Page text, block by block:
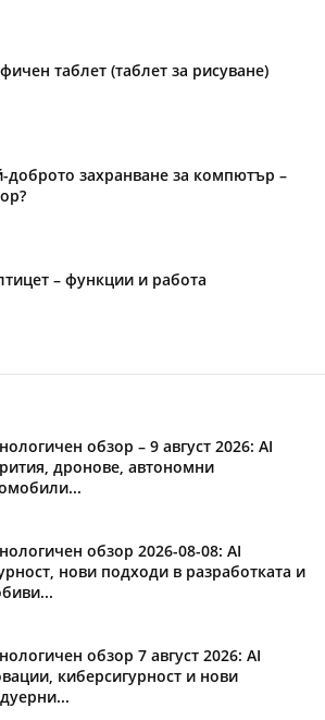
таблет (таблет за рисуване)
доброто захранване за компютър –
– функции и работа
обзор – 9 август 2026: AI
дронове, автономни
обзор 2026-08-08: AI
нови подходи в разработката и
обзор 7 август 2026: AI
киберсигурност и нови